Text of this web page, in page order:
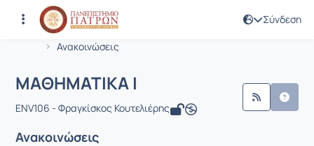
Σύνδεση
Αρχική Σελίδα
Ανακοινώσεις
Μάθημα : ΜΑΘΗΜΑΤΙΚΑ Ι
Κωδικός : ENV106
ΜΑΘΗΜΑΤΙΚΑ Ι
ENV106 - Φραγκίσκος Κουτελιέρης
Ανακοινώσεις